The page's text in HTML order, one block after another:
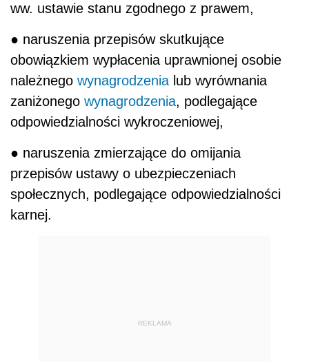
ww. ustawie stanu zgodnego z prawem,
● naruszenia przepisów skutkujące
obowiązkiem wypłacenia uprawnionej osobie
należnego wynagrodzenialub wyrównania
zaniżonego wynagrodzenia, podlegające
odpowiedzialności wykroczeniowej,
● naruszenia zmierzające do omijania
przepisów ustawy o ubezpieczeniach
społecznych, podlegające odpowiedzialności
karnej.
REKLAMA